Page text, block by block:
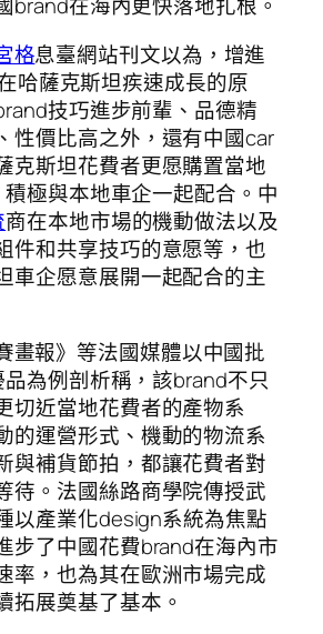
brand在海內更快落地扎根。
格息臺網站刊文以為，增進
哈薩克斯坦疾速成長的原
技巧進步前輩、品德精
性價比高之外，還有中國car
克斯坦花費者更愿購置當地
極與本地車企一起配合。中
商在本地市場的機動做法以及
件和共享技巧的意愿等，也
車企愿意展開一起配合的主
畫報》等法國媒體以中國批
為例剖析稱，該brand不只
切近當地花費者的產物系
的運營形式、機動的物流系
與補貨節拍，都讓花費者對
待。法國絲路商學院傳授武
以產業化design系統為焦點
步了中國花費brand在海內市
率，也為其在歐洲市場完成
拓展奠基了基本。